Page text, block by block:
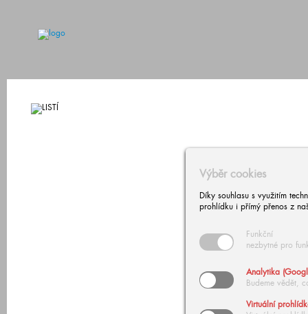
Výběr cookies
Díky souhlasu s využitím
prohlídku i přímý přenos z
Funkční
nezbytné pro
Analytika
Budeme vědět,
Virtuální